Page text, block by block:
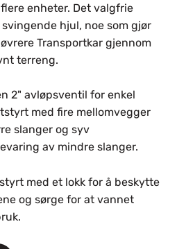
enheter. Det valgfrie
hjul, noe som gjør
Transportkar gjennom
terreng.
2" avløpsventil for enkel
med fire mellomvegger
slanger og syv
av mindre slanger.
med et lokk for å beskytte
og sørge for at vannet